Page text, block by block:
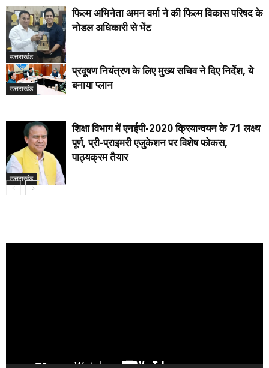
उत्तराखंड
फिल्म अभिनेता अमन वर्मा ने की फिल्म विकास परिषद के
नोडल अधिकारी से भेंट
उत्तराखंड
प्रदूषण नियंत्रण के लिए मुख्य सचिव ने दिए निर्देश, ये
बनाया प्लान
उत्तराखंड
शिक्षा विभाग में एनईपी-2020 क्रियान्वयन के 71 लक्ष्य
पूर्ण, प्री-प्राइमरी एजुकेशन पर विशेष फोकस,
पाठ्यक्रम तैयार